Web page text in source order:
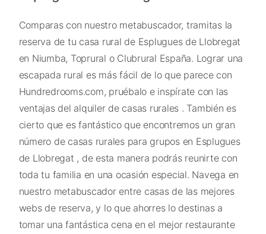
Comparas con nuestro metabuscador, tramitas la
reserva de tu casa rural de Esplugues de Llobregat
en Niumba, Toprural o Clubrural España. Lograr una
escapada rural es más fácil de lo que parece con
Hundredrooms.com, pruébalo e inspírate con las
ventajas del alquiler de casas rurales . También es
cierto que es fantástico que encontremos un gran
número de casas rurales para grupos en Esplugues
de Llobregat , de esta manera podrás reunirte con
toda tu familia en una ocasión especial. Navega en
nuestro metabuscador entre casas de las mejores
webs de reserva, y lo que ahorres lo destinas a
tomar una fantástica cena en el mejor restaurante